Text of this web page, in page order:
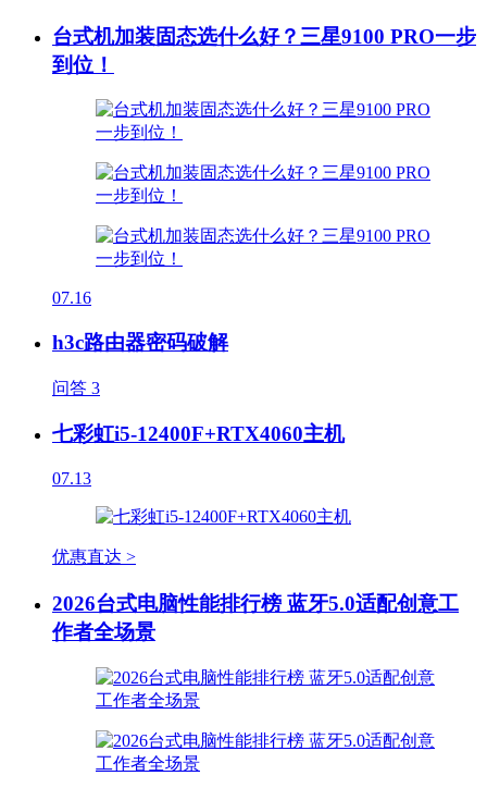
台式机加装固态选什么好？三星9100 PRO一步
到位！
07.16
h3c路由器密码破解
问答 3
七彩虹i5-12400F+RTX4060主机
07.13
优惠直达 >
2026台式电脑性能排行榜 蓝牙5.0适配创意工
作者全场景